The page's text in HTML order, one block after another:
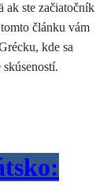
ak ste začiatočník
článku vám
kde sa